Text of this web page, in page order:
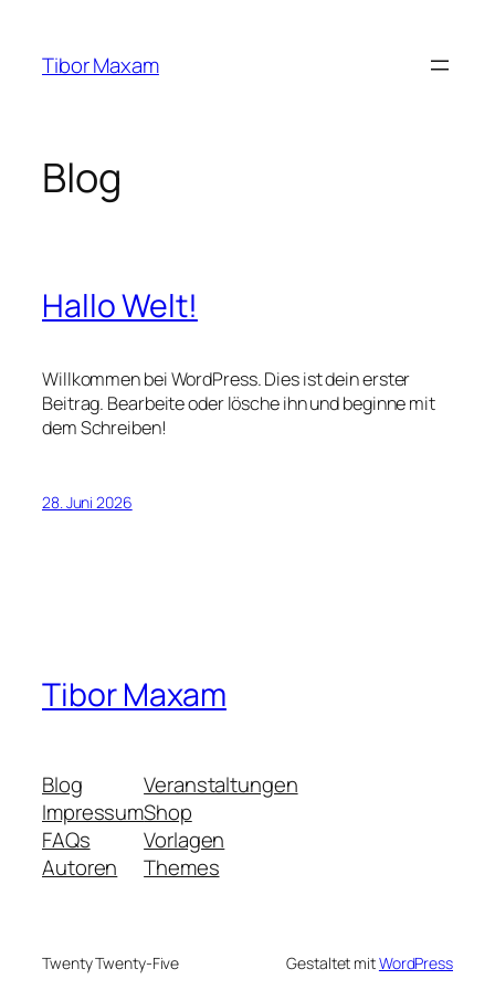
springen
Tibor Maxam
Blog
Hallo Welt!
Willkommen bei WordPress. Dies ist dein erster
Beitrag. Bearbeite oder lösche ihn und beginne mit
dem Schreiben!
28. Juni 2026
Tibor Maxam
Blog
Impressum
FAQs
Autoren
Veranstaltungen
Shop
Vorlagen
Themes
Twenty Twenty-Five Gestaltet mitWordPress